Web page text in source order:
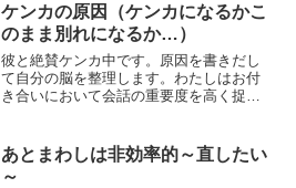
ケンカの原因（ケンカになるかこ
のまま別れになるか…）
彼と絶賛ケンカ中です。原因を書きだし
て自分の脳を整理します。わたしはお付
き合いにおいて会話の重要度を高く捉え
識量とそれを適所で応用できる賢さが必
要だと思います。一例です...
あとまわしは非効率的～直したい
～